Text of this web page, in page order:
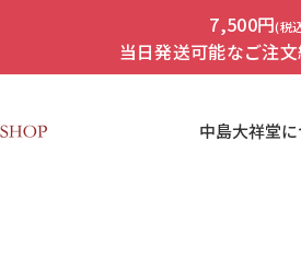
7,500円(税
当日発送可能なご注
中島大祥堂